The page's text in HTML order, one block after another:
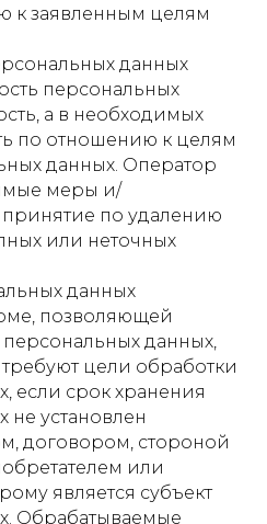
к заявленным целям
данных
персональных
а в необходимых
по отношению к целям
данных. Оператор
меры и/
по удалению
или неточных
данных
позволяющей
данных,
цели обработки
если срок хранения
не установлен
договором, стороной
или
является субъект
Обрабатываемые